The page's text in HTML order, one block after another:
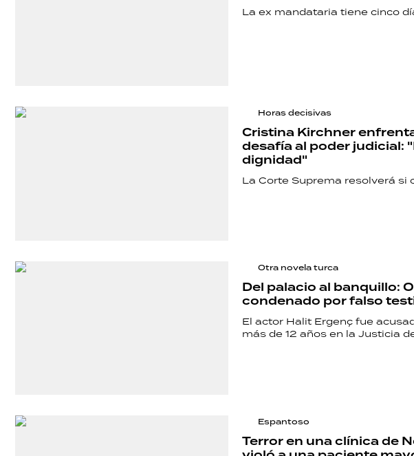
La ex mandataria tiene cinco
Horas decisivas
Cristina Kirchner
desafía al poder judicial:
dignidad"
La Corte Suprema resolverá si
Otra novela turca
Del palacio al banquillo:
condenado por falso
El actor Halit Ergenç fue
más de 12 años en la Justicia
Espantoso
Terror en una clínica de
DEPORTES
TECNOLOGÍA